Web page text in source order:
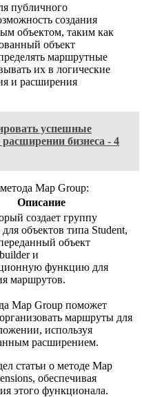
публичного
создания
объектом, таким как
объект
маршрутные
их в логические
и расширения
успешные
бизнеса - 4
Map Group:
Описание
создает группу
объектов типа Student,
объект
и
функцию для
маршрутов.
Map Group поможет
маршруты для
используя
расширением.
статьи о методе Map
обеспечивая
этого функционала.